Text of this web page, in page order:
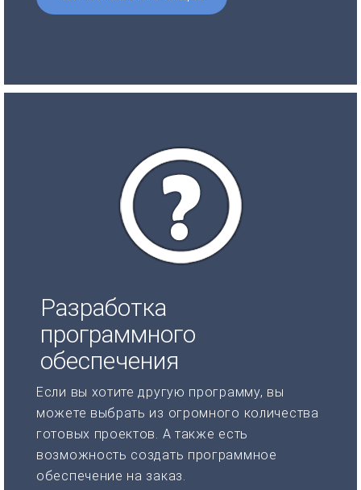
Разработка
программного
обеспечения
Если вы хотите другую программу, вы
можете выбрать из огромного количества
готовых проектов. А также есть
возможность создать программное
обеспечение на заказ.